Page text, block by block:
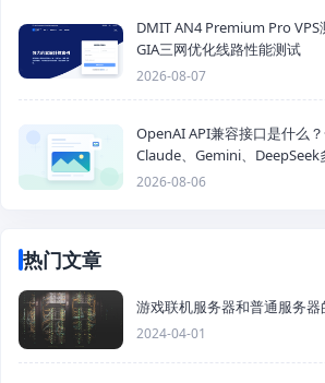
DMIT AN4 Premium Pro
GIA三网优化线路性能测试
2026-08-07
OpenAI API兼容接口是什么？
Claude、Gemini、DeepSeek
2026-08-06
热门文章
游戏联机服务器和普通服务器
2024-04-01